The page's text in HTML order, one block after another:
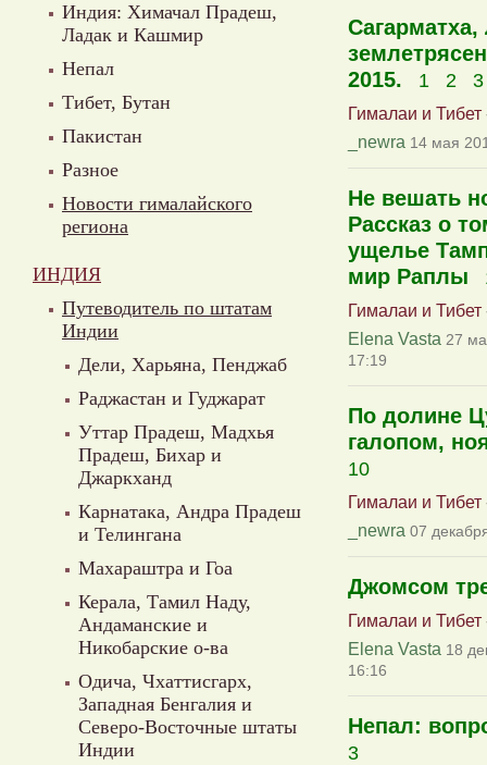
Индия: Химачал Прадеш,
Ладак и Кашмир
Непал
Тибет, Бутан
Пакистан
Разное
Новости гималайского
региона
ИНДИЯ
Путеводитель по штатам
Индии
Дели, Харьяна, Пенджаб
Раджастан и Гуджарат
Уттар Прадеш, Мадхья
Прадеш, Бихар и
Джаркханд
Карнатака, Андра Прадеш
и Телингана
Махараштра и Гоа
Керала, Тамил Наду,
Андаманские и
Никобарские о-ва
Одича, Чхаттисгарх,
Западная Бенгалия и
Северо-Восточные штаты
Индии
Сагарматха,
2015.
1 2 3
Гималаи и Тибет
_newra 14 мая
Не вешать
Рассказ о
ущелье
мир Раплы
Гималаи и Тибет
Elena Vasta 27
17:19
По долине
галопом,
10
Гималаи и Тибет
_newra 07
Джомсом
Гималаи и Тибет
Elena Vasta 18
16:16
Непал:
3